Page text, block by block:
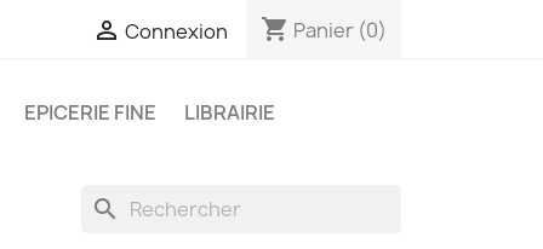
 Connexion shopping_cart Panier (0)
EPICERIE FINE LIBRAIRIE
search